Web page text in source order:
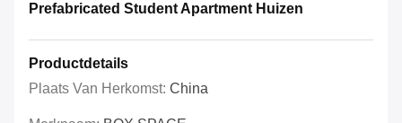
Prefabricated Student Apartment Huizen
Productdetails
Plaats Van Herkomst: China